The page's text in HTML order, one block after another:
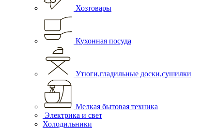
Хозтовары
Кухонная посуда
Утюги,гладильные доски,сушилки
Мелкая бытовая техника
Электрика и свет
Холодильники